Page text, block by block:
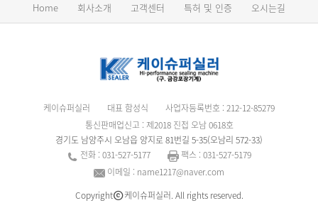
Home 회사소개 고객센터 특허 및 인증 오시는길
케이슈퍼실러 대표 함성식
사업자등록번호 : 212-12-85279
통신판매업신고 : 제2018 진접 오남 0618호
경기도 남양주시 오남읍 양지로 81번길 5-35(오남리 572-33)
전화 : 031-527-5177
팩스 : 031-527-5179
이메일 : name1217@naver.com
Copyright
케이슈퍼실러. All rights reserved.